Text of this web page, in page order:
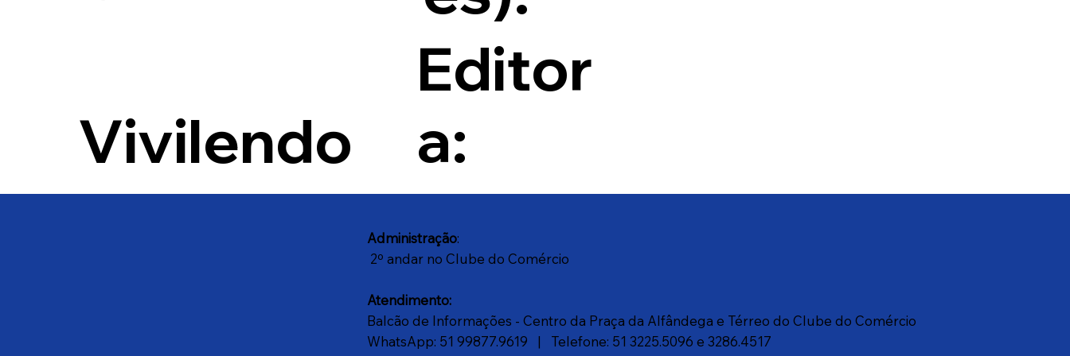
Vivilendo
Editor
a:
Administração:
2º andar no Clube do Comércio
Atendimento:
Balcão de Informações - Centro da Praça da Alfândega e Térreo do Clube do Comércio
WhatsApp: 51 99877.9619
| Telefone: 51 3225.5096 e 3286.4517